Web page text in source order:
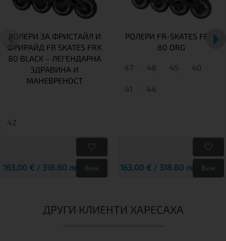
РОЛЕРИ ЗА ФРИСТАЙЛ И
ФРИРАЙД FR SKATES FRX
80 BLACK – ЛЕГЕНДАРНА
ЗДРАВИНА И
МАНЕВРЕНОСТ
42
163,00 € / 318.80 лв. Виж
РОЛЕРИ FR-SKATES FRX-
80 ORG
47 46 45 40
41 44
163,00 € / 318.80 лв. Виж
ДРУГИ КЛИЕНТИ ХАРЕСАХА